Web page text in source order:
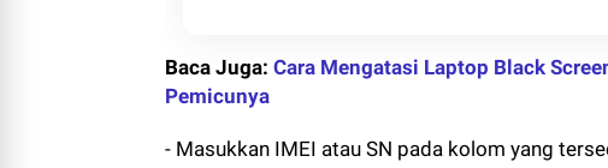
Baca Juga: Cara Mengatasi Laptop Black
Pemicunya
- Masukkan IMEI atau SN pada kolom yang